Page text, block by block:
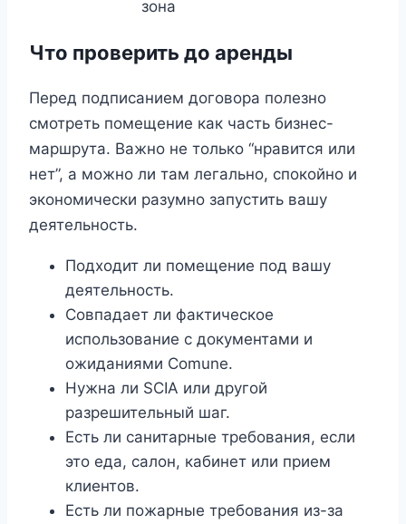
зона
Что проверить до аренды
Перед подписанием договора полезно
смотреть помещение как часть бизнес-
маршрута. Важно не только “нравится или
нет”, а можно ли там легально, спокойно и
экономически разумно запустить вашу
деятельность.
Подходит ли помещение под вашу
деятельность.
Совпадает ли фактическое
использование с документами и
ожиданиями Comune.
Нужна ли SCIA или другой
разрешительный шаг.
Есть ли санитарные требования, если
это еда, салон, кабинет или прием
клиентов.
Есть ли пожарные требования из-за